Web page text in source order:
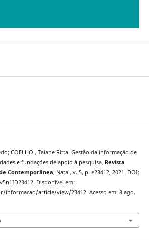
COELHO , Taiane Ritta. Gestão da informação de
e fundações de apoio à pesquisa. Revista
Contemporânea, Natal, v. 5, p. e23412, 2021. DOI:
Disponível em:
article/view/23412. Acesso em: 8 ago.